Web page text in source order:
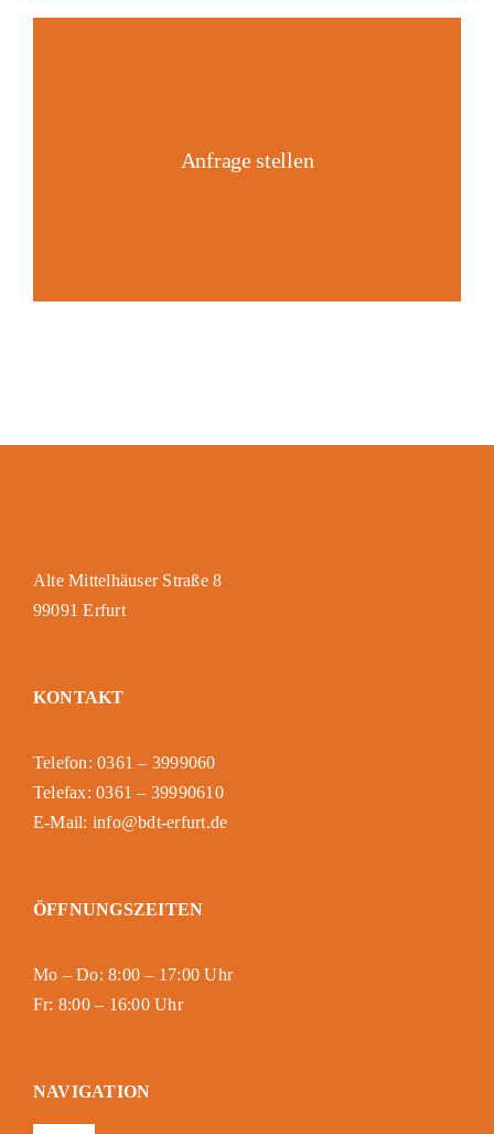
Anfrage stellen
Alte Mittelhäuser Straße 8
99091 Erfurt
KONTAKT
Telefon: 0361 – 3999060
Telefax: 0361 – 39990610
E-Mail: info@bdt-erfurt.de
ÖFFNUNGSZEITEN
Mo – Do: 8:00 – 17:00 Uhr
Fr: 8:00 – 16:00 Uhr
NAVIGATION